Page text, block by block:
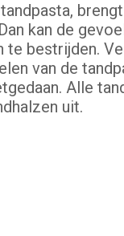
kan de
bestrijden.
van de
Alle
uit.